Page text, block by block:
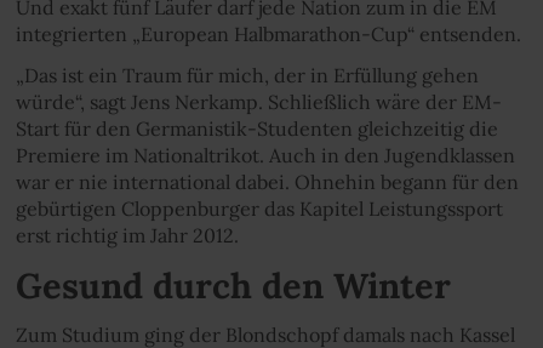
Und exakt fünf Läufer darf jede Nation zum in die EM
integrierten „European Halbmarathon-Cup“ entsenden.
„Das ist ein Traum für mich, der in Erfüllung gehen
würde“, sagt Jens Nerkamp. Schließlich wäre der EM-
Start für den Germanistik-Studenten gleichzeitig die
Premiere im Nationaltrikot. Auch in den Jugendklassen
war er nie international dabei. Ohnehin begann für den
gebürtigen Cloppenburger das Kapitel Leistungssport
erst richtig im Jahr 2012.
Gesund durch den Winter
Zum Studium ging der Blondschopf damals nach Kassel